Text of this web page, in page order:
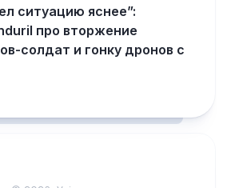
ситуацию яснее”:
про вторжение
солдат и гонку дронов с